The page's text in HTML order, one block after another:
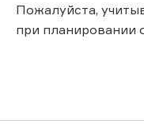
Пожалуйста,
при планировании